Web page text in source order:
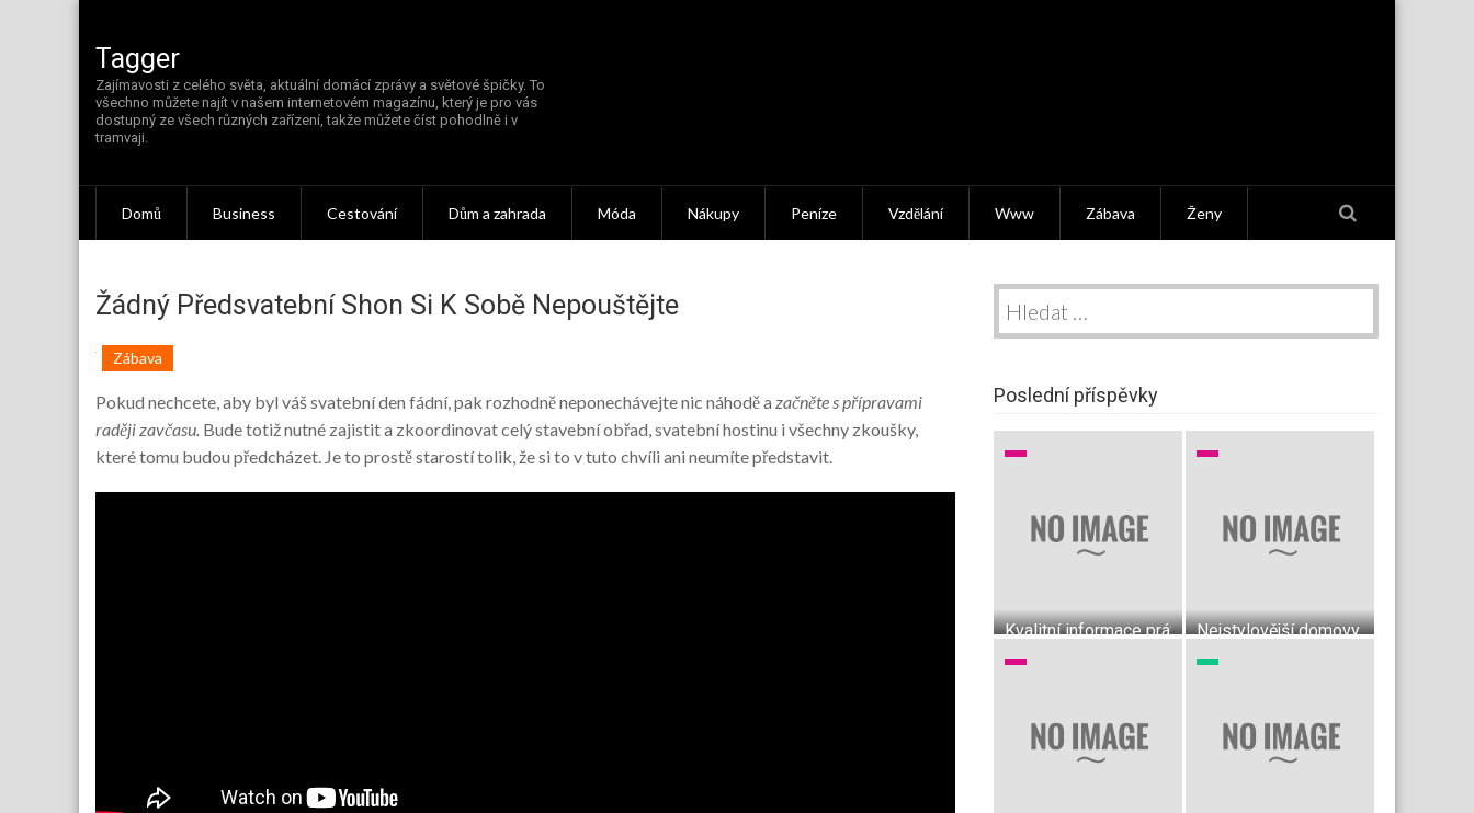
content
Tagger
Zajímavosti z celého světa, aktuální domácí zprávy a světové špičky. To
všechno můžete najít v našem internetovém magazínu, který je pro vás
dostupný ze všech různých zařízení, takže můžete číst pohodlně i v
tramvaji.
Domů Business Cestování Dům a zahrada Móda Nákupy Peníze Vzdělání Www Zábava Ženy
Žádný Předsvatební Shon Si K Sobě Nepouštějte
Zábava
Pokud nechcete, aby byl váš svatební den fádní, pak rozhodně neponechávejte nic náhodě a začněte s přípravami
raději zavčasu. Bude totiž nutné zajistit a zkoordinovat celý stavební obřad, svatební hostinu i všechny zkoušky,
které tomu budou předcházet. Je to prostě starostí tolik, že si to v tuto chvíli ani neumíte představit.
Vyhledávání
Poslední příspěvky
Kvalitní informace právě pro vásNejstylovější domovy